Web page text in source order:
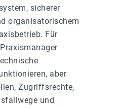
sicherer
organisatorischem
Für
aber
Zugriffsrechte,
und